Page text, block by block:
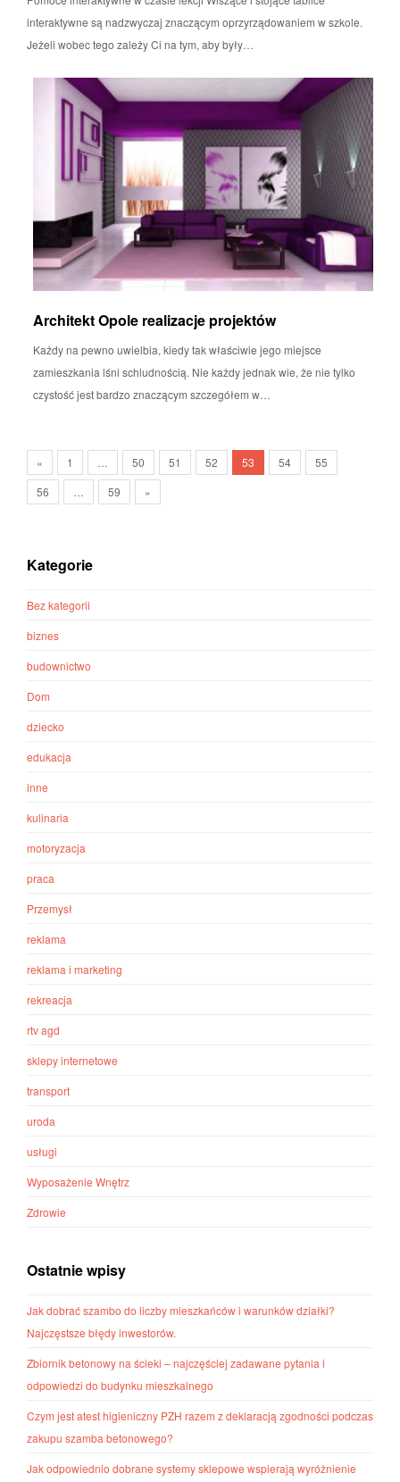
interaktywne są nadzwyczaj znaczącym oprzyrządowaniem w szkole.
Jeżeli wobec tego zależy Ci na tym, aby były…
Architekt Opole realizacje projektów
Każdy na pewno uwielbia, kiedy tak właściwie jego miejsce
zamieszkania lśni schludnością. Nie każdy jednak wie, że nie tylko
czystość jest bardzo znaczącym szczegółem w…
« 1 50 51 52 53 54
55
56
59 »
Kategorie
Bez kategorii
biznes
budownictwo
Dom
dziecko
edukacja
inne
kulinaria
motoryzacja
praca
Przemysł
reklama
reklama i marketing
rekreacja
rtv agd
sklepy internetowe
transport
uroda
usługi
Wyposażenie Wnętrz
Zdrowie
Ostatnie wpisy
Jak dobrać szambo do liczby mieszkańców i warunków działki?
Najczęstsze błędy inwestorów.
Zbiornik betonowy na ścieki – najczęściej zadawane pytania i
odpowiedzi do budynku mieszkalnego
Czym jest atest higieniczny PZH razem z deklaracją zgodności podczas
zakupu szamba betonowego?
Jak odpowiednio dobrane systemy sklepowe wspierają wyróżnienie